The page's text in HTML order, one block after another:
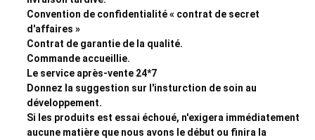
Convention de confidentialité « contrat de secret
d'affaires »
Contrat de garantie de la qualité.
Commande accueillie.
Le service après-vente 24*7
Donnez la suggestion sur l'insturction de soin au
développement.
Si les produits est essai échoué, n'exigera immédiatement
aucune matière que nous avons le début ou finira la